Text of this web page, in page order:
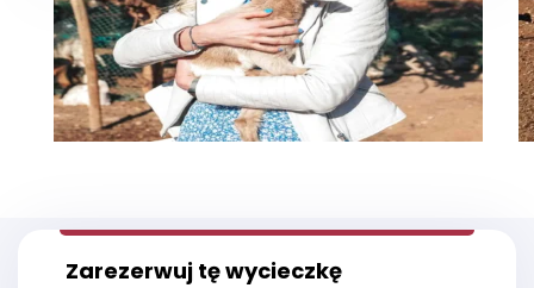
Zarezerwuj tę wycieczkę